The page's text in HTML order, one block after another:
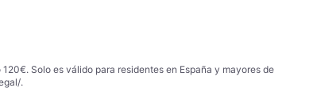
Solo es válido para residentes en España y mayores de
.